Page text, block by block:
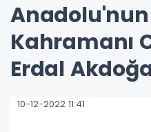
Kahramanı
Erdal
10-12-2022 11:41